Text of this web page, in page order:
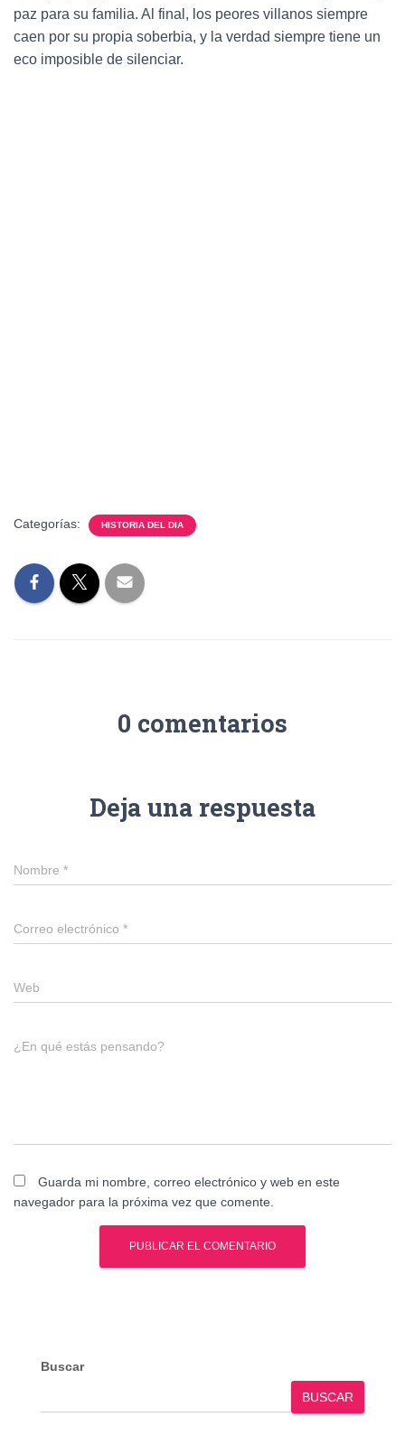
paz para su familia. Al final, los peores villanos siempre
caen por su propia soberbia, y la verdad siempre tiene un
eco imposible de silenciar.
Categorías: HISTORIA DEL DIA
0 comentarios
Deja una respuesta
Nombre *
Correo electrónico *
Web
¿En qué estás pensando?
Guarda mi nombre, correo electrónico y web en este
navegador para la próxima vez que comente.
Buscar
BUSCAR